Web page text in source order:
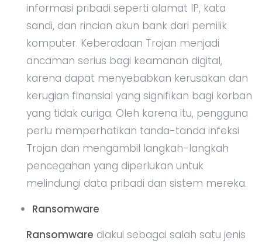
informasi pribadi seperti alamat IP, kata
sandi, dan rincian akun bank dari pemilik
komputer. Keberadaan Trojan menjadi
ancaman serius bagi keamanan digital,
karena dapat menyebabkan kerusakan dan
kerugian finansial yang signifikan bagi korban
yang tidak curiga. Oleh karena itu, pengguna
perlu memperhatikan tanda-tanda infeksi
Trojan dan mengambil langkah-langkah
pencegahan yang diperlukan untuk
melindungi data pribadi dan sistem mereka.
Ransomware
Ransomware diakui sebagai salah satu jenis